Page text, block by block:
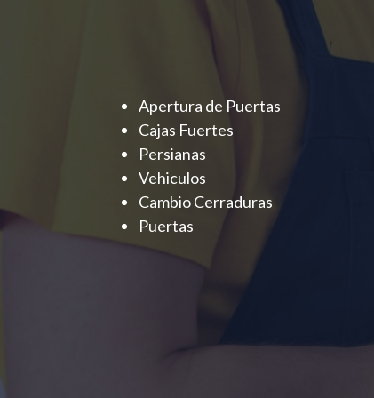
Apertura de Puertas
Cajas Fuertes
Persianas
Vehiculos
Cambio Cerraduras
Puertas